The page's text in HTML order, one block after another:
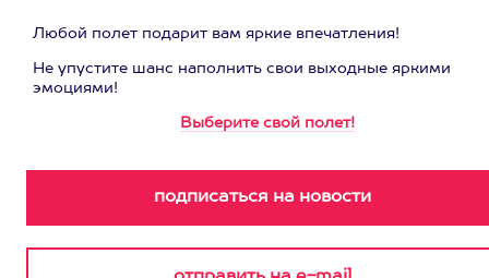
Любой полет подарит вам яркие впечатления!
Не упустите шанс наполнить свои выходные яркими
эмоциями!
Выберите свой полет!